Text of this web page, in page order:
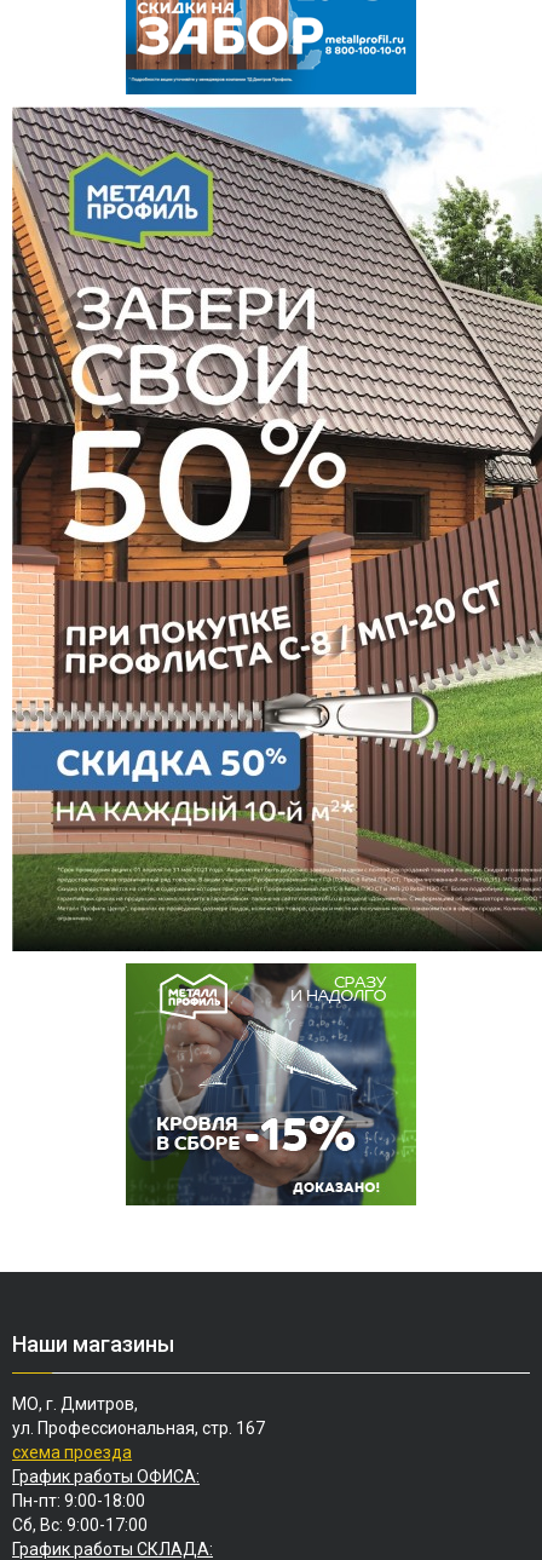
Наши магазины
МО, г. Дмитров,
ул. Профессиональная, стр. 167
схема проезда
График работы ОФИСА:
Пн-пт: 9:00-18:00
Сб, Вс: 9:00-17:00
График работы СКЛАДА: